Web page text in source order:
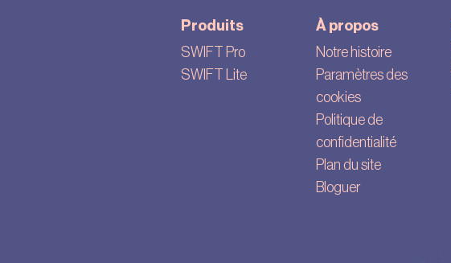
Produits
SWIFT Pro
SWIFT Lite
À propos
Notre histoire
Paramètres des
cookies
Politique de
confidentialité
Plan du site
Bloguer